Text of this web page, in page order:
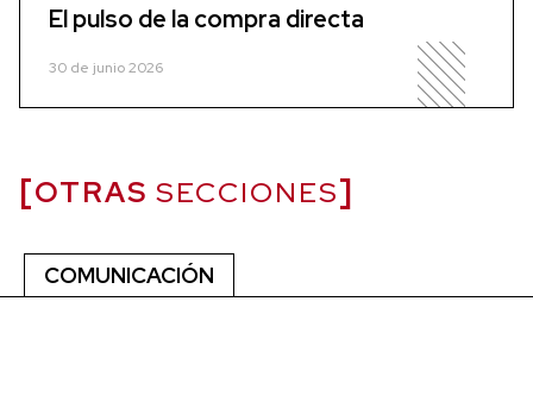
El pulso de la compra directa
30 de junio 2026
OTRAS SECCIONES
COMUNICACIÓN